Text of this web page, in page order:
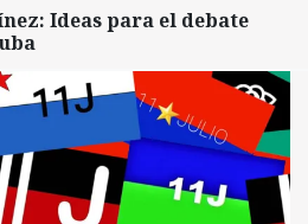
Ideas para el debate